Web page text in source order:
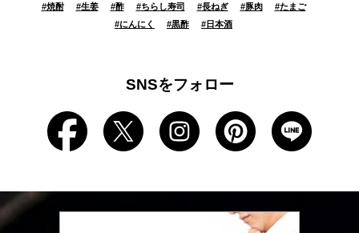
#焼酎 #生姜 #酢 #ちらし寿司 #長ねぎ #豚肉 #たまご
#にんにく #黒酢 #日本酒
SNSをフォロー